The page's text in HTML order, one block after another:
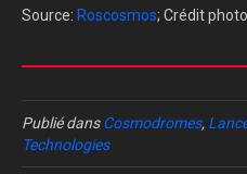
Source: Roscosmos; Crédit
Publié dansCosmodromes,
Technologies